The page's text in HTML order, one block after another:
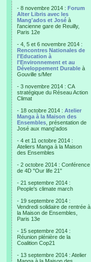
- 8 novembre 2014 : Forum
Alter Libris avec les
Mang'ados et José à
l'ancienne gare de Reuilly,
Paris 12e
- 4, 5 et 6 novembre 2014 :
Rencontres Nationales de
l'Education à
l'Environnement et au
Développement Durable à
Gouville s/Mer
- 3 novembre 2014 : CA
stratégique du Réseau Action
Climat
- 18 octobre 2014 : Atelier
Manga à la Maison des
Ensembles , présentation de
José aux mang'ados
- 4 et 11 octobre 2014 :
Ateliers Manga à la Maison
des Ensembles
- 2 octobre 2014 : Conférence
de 4D "Our life 21"
- 21 septembre 2014 :
People's climate march
- 19 septembre 2014 :
Vendredi solidaire de rentrée à
la Maison de Ensembles,
Paris 13e
- 15 septembre 2014 :
Réunion plénière de la
Coalition Cop21
- 13 septembre 2014 : Atelier